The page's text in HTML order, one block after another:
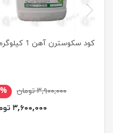
کود سکوسترن آهن 1 کیلوگرم
۳,۹۰۰,۰۰۰ تومان
۳,۶۰۰,۰۰۰ تومان
previus